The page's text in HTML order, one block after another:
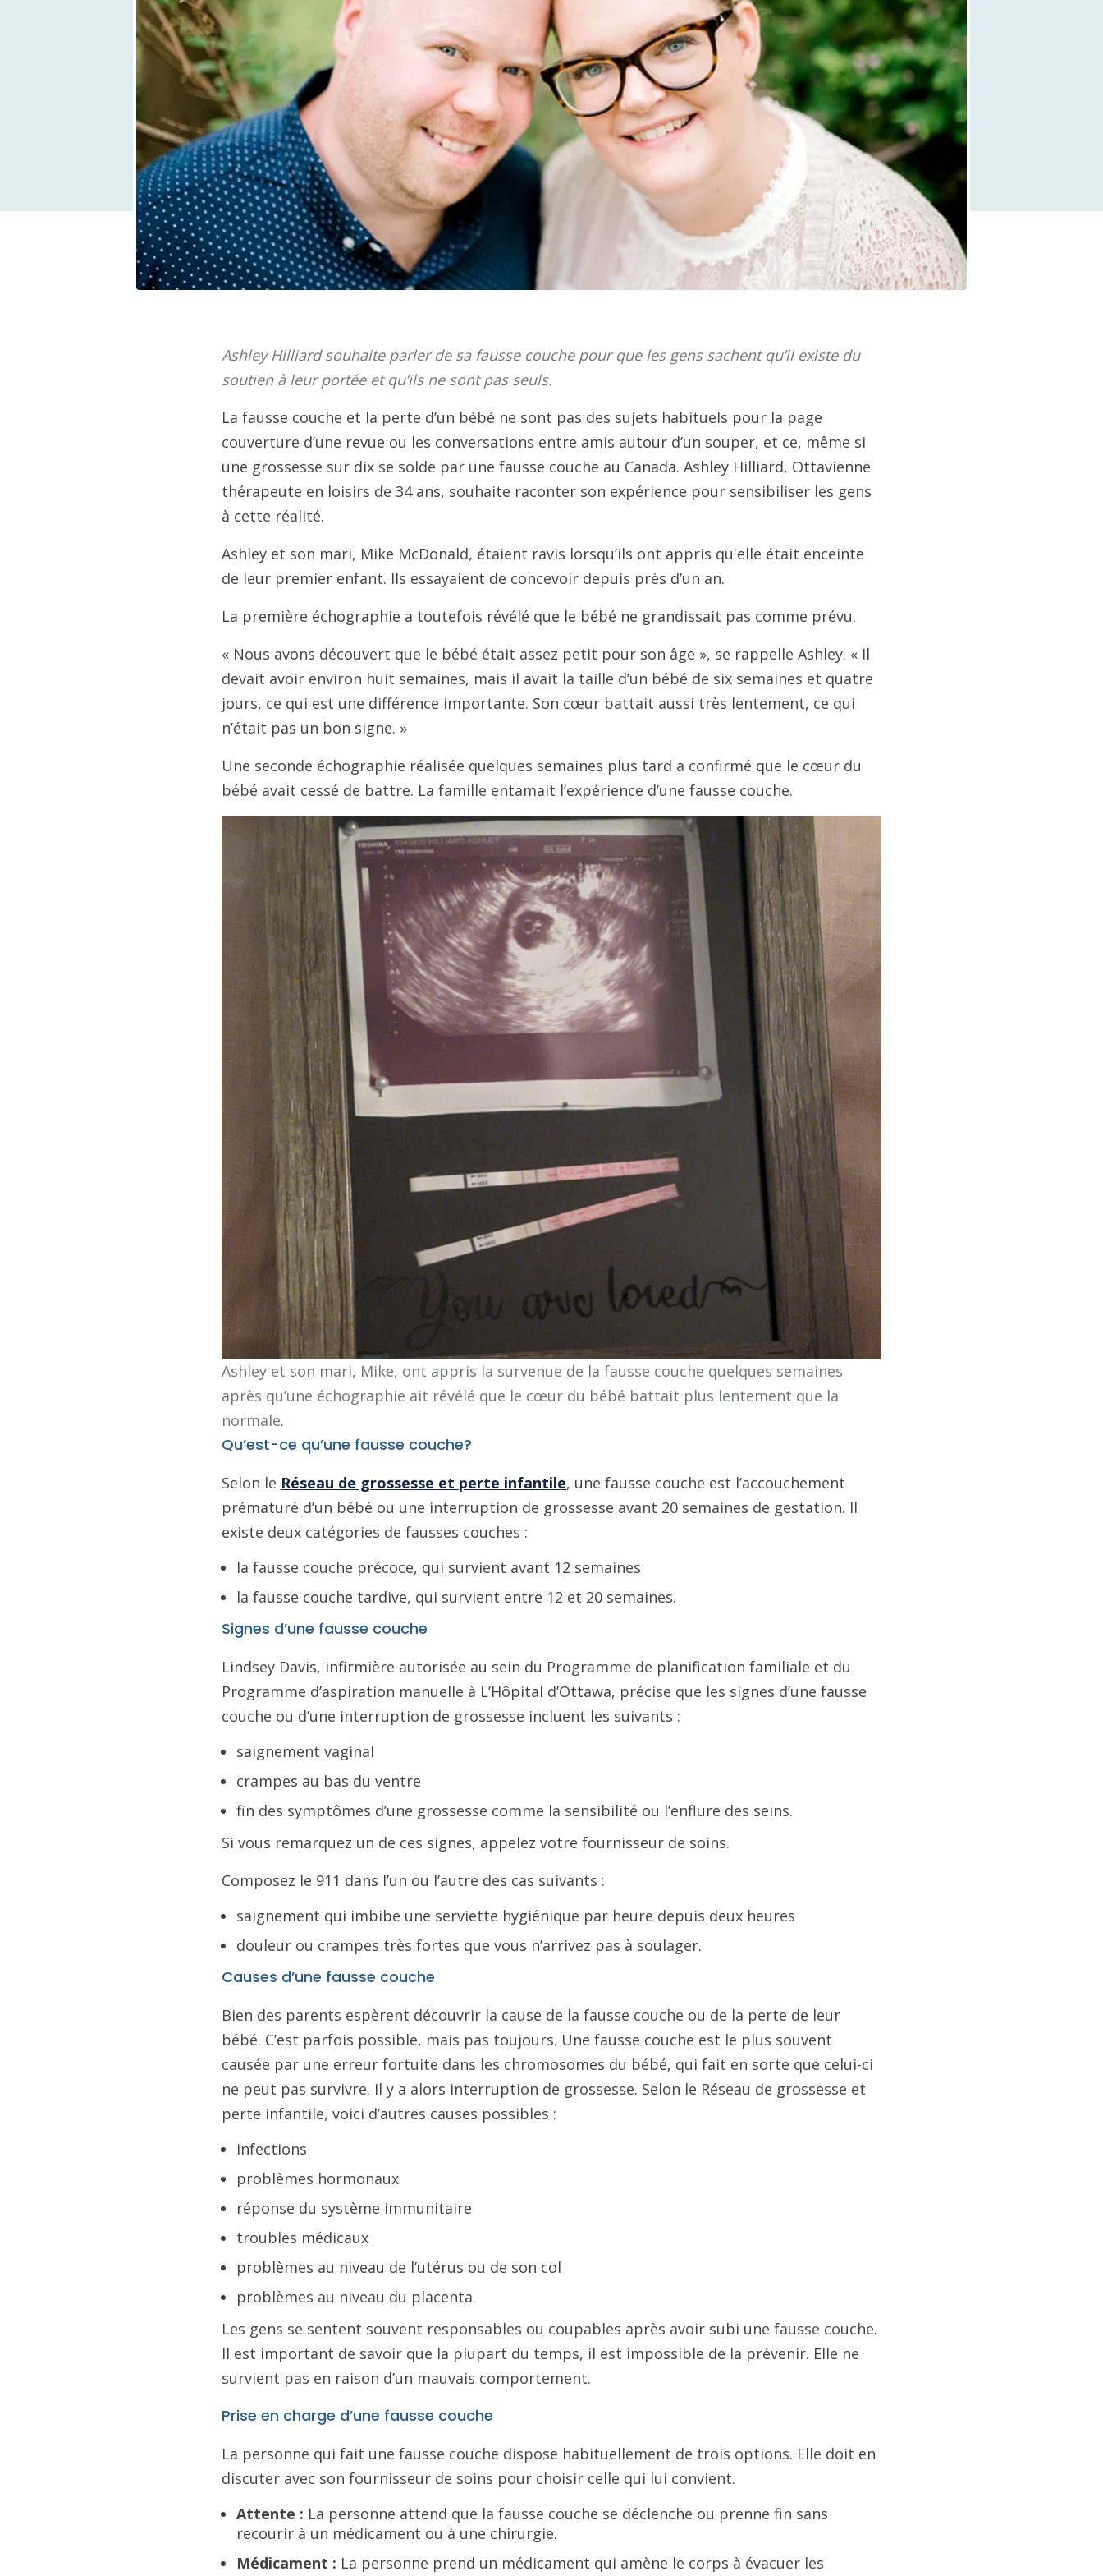
Ashley Hilliard souhaite parler de sa fausse couche pour que les gens sachent qu’il existe du
soutien à leur portée et qu’ils ne sont pas seuls.
La fausse couche et la perte d’un bébé ne sont pas des sujets habituels pour la page
couverture d’une revue ou les conversations entre amis autour d’un souper, et ce, même si
une grossesse sur dix se solde par une fausse couche au Canada. Ashley Hilliard, Ottavienne
thérapeute en loisirs de 34 ans, souhaite raconter son expérience pour sensibiliser les gens
à cette réalité.
Ashley et son mari, Mike McDonald, étaient ravis lorsqu’ils ont appris qu'elle était enceinte
de leur premier enfant. Ils essayaient de concevoir depuis près d’un an.
La première échographie a toutefois révélé que le bébé ne grandissait pas comme prévu.
« Nous avons découvert que le bébé était assez petit pour son âge », se rappelle Ashley. « Il
devait avoir environ huit semaines, mais il avait la taille d’un bébé de six semaines et quatre
jours, ce qui est une différence importante. Son cœur battait aussi très lentement, ce qui
n’était pas un bon signe. »
Une seconde échographie réalisée quelques semaines plus tard a confirmé que le cœur du
bébé avait cessé de battre. La famille entamait l’expérience d’une fausse couche.
Ashley et son mari, Mike, ont appris la survenue de la fausse couche quelques semaines
après qu’une échographie ait révélé que le cœur du bébé battait plus lentement que la
normale.
Qu’est-ce qu’une fausse couche?
Selon le Réseau de grossesse et perte infantile, une fausse couche est l’accouchement
prématuré d’un bébé ou une interruption de grossesse avant 20 semaines de gestation. Il
existe deux catégories de fausses couches :
la fausse couche précoce, qui survient avant 12 semaines
la fausse couche tardive, qui survient entre 12 et 20 semaines.
Signes d’une fausse couche
Lindsey Davis, infirmière autorisée au sein du Programme de planification familiale et du
Programme d’aspiration manuelle à L’Hôpital d’Ottawa, précise que les signes d’une fausse
couche ou d’une interruption de grossesse incluent les suivants :
saignement vaginal
crampes au bas du ventre
fin des symptômes d’une grossesse comme la sensibilité ou l’enflure des seins.
Si vous remarquez un de ces signes, appelez votre fournisseur de soins.
Composez le 911 dans l’un ou l’autre des cas suivants :
saignement qui imbibe une serviette hygiénique par heure depuis deux heures
douleur ou crampes très fortes que vous n’arrivez pas à soulager.
Causes d’une fausse couche
Bien des parents espèrent découvrir la cause de la fausse couche ou de la perte de leur
bébé. C’est parfois possible, mais pas toujours. Une fausse couche est le plus souvent
causée par une erreur fortuite dans les chromosomes du bébé, qui fait en sorte que celui-ci
ne peut pas survivre. Il y a alors interruption de grossesse. Selon le Réseau de grossesse et
perte infantile, voici d’autres causes possibles :
infections
problèmes hormonaux
réponse du système immunitaire
troubles médicaux
problèmes au niveau de l’utérus ou de son col
problèmes au niveau du placenta.
Les gens se sentent souvent responsables ou coupables après avoir subi une fausse couche.
Il est important de savoir que la plupart du temps, il est impossible de la prévenir. Elle ne
survient pas en raison d’un mauvais comportement.
Prise en charge d’une fausse couche
La personne qui fait une fausse couche dispose habituellement de trois options. Elle doit en
discuter avec son fournisseur de soins pour choisir celle qui lui convient.
Attente : La personne attend que la fausse couche se déclenche ou prenne fin sans
recourir à un médicament ou à une chirurgie.
Médicament : La personne prend un médicament qui amène le corps à évacuer les